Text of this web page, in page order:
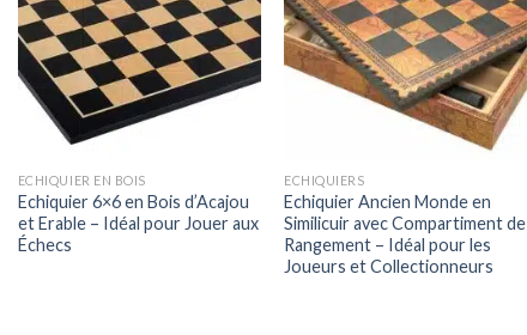
ECHIQUIER EN BOIS
Echiquier 6×6 en Bois d’Acajou
et Erable – Idéal pour Jouer aux
Échecs
ECHIQUIERS
Echiquier Ancien Monde en
Similicuir avec Compartiment de
Rangement – Idéal pour les
Joueurs et Collectionneurs